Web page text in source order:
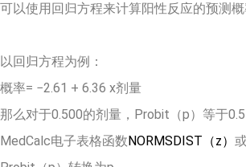
可以使用回归方程来计算阳性反应的预测概
以回归方程为例：
概率= −2.61 + 6.36 x剂量
那么对于0.500的剂量，Probit（p）等于
MedCalc电子表格函数NORMSDIST（z）